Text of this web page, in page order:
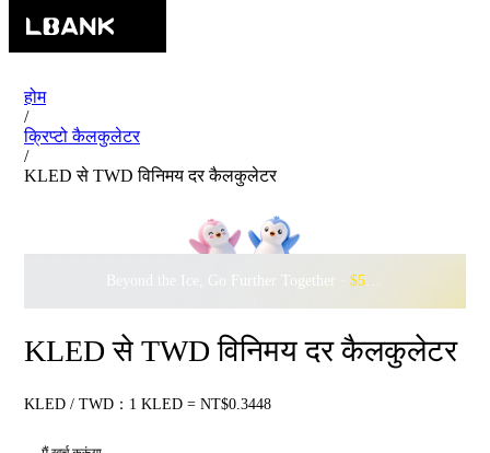
होम
/
क्रिप्टो कैलकुलेटर
/
KLED से TWD विनिमय दर कैलकुलेटर
Beyond the Ice, Go Further Together · $500,000
KLED से TWD विनिमय दर कैलकुलेटर
KLED / TWD：1 KLED = NT$0.3448